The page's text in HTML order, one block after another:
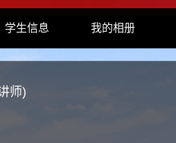
学生信息 我的相册
师)